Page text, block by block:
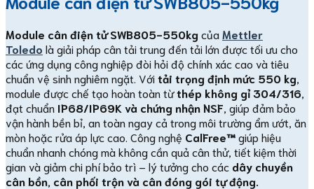
Module cân điện tử SWB805-550kgcủa Mettler
Toledo là giải pháp cân tải trung đến tải lớn được tối ưu cho
các ứng dụng công nghiệp đòi hỏi độ chính xác cao và tiêu
chuẩn vệ sinh nghiêm ngặt. Với tải trọng định mức 550 kg
module được chế tạo hoàn toàn từthép không gỉ 304/316
đạt chuẩn IP68/IP69K và chứng nhận NSF , giúp đảm bảo
vận hành bền bỉ, an toàn ngay cả trong môi trường ẩm ướt, ăn
mòn hoặc rửa áp lực cao. Công nghệ CalFree™giúp hiệu
chuẩn nhanh chóng mà không cần quả cân thử, tiết kiệm thời
gian và giảm chi phí bảo trì – lý tưởng cho các dây chuyền
cân bồn, cân phối trộn và cân đóng gói tự động.